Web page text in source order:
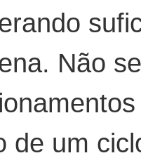
Não
de um